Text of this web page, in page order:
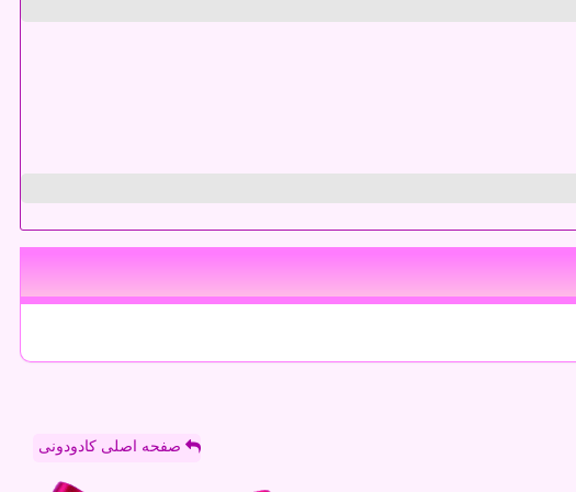
صفحه اصلی کادودونی